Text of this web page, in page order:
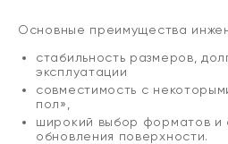
Основные преимущества
стабильность размеров,
эксплуатации
совместимость с
пол»,
широкий выбор форматов и
обновления поверхности.